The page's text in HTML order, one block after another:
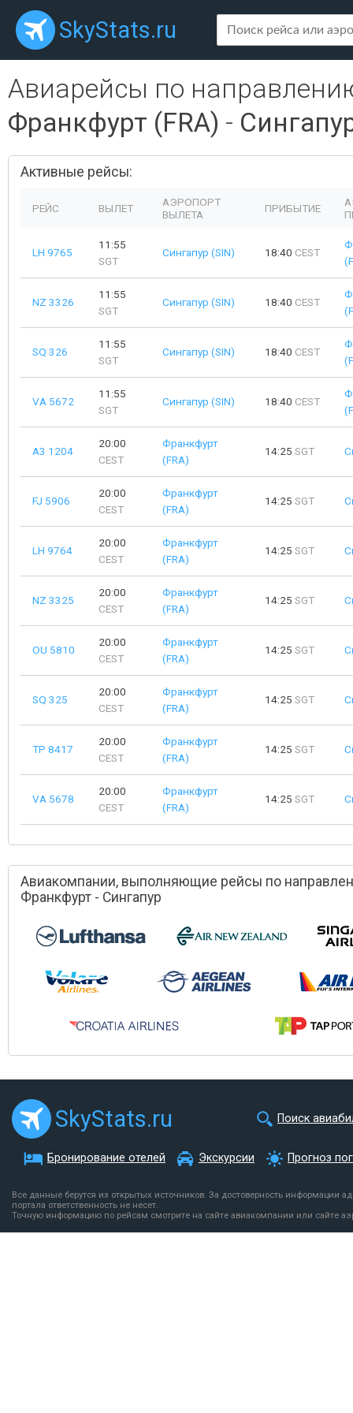
SkyStats.ru
Авиарейсы по
Франкфурт (FRA) -
Активные рейсы:
РЕЙС ВЫЛЕТ
АЭРОПОРТ
ВЫЛЕТА
ПРИБЫТИЕ
LH 9765
11:55
SGT
Сингапур (SIN) 18:40 CEST
NZ 3326
11:55
SGT
Сингапур (SIN) 18:40 CEST
SQ 326
11:55
SGT
Сингапур (SIN) 18:40 CEST
VA 5672
11:55
SGT
Сингапур (SIN) 18:40 CEST
A3 1204
20:00
CEST
Франкфурт
(FRA)
14:25 SGT
FJ 5906
20:00
CEST
Франкфурт
(FRA)
14:25 SGT
LH 9764
20:00
CEST
Франкфурт
(FRA)
14:25 SGT
NZ 3325
20:00
CEST
Франкфурт
(FRA)
14:25 SGT
OU 5810
20:00
CEST
Франкфурт
(FRA)
14:25 SGT
SQ 325
20:00
CEST
Франкфурт
(FRA)
14:25 SGT
TP 8417
20:00
CEST
Франкфурт
(FRA)
14:25 SGT
VA 5678
20:00
CEST
Франкфурт
(FRA)
14:25 SGT
Авиакомпании, выполняющие рейсы по
Франкфурт - Сингапур
SkyStats.ru Поиск
Бронирование отелей Экскурсии Прогноз
Все данные берутся из открытых источников. За достоверность информации
портала ответственность не несет.
Точную информацию по рейсам смотрите на сайте авиакомпании или сайте